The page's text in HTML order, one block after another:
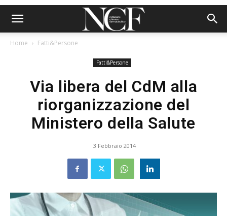
Home Fatti&Persone
Fatti&Persone
Via libera del CdM alla
riorganizzazione del
Ministero della Salute
3 Febbraio 2014